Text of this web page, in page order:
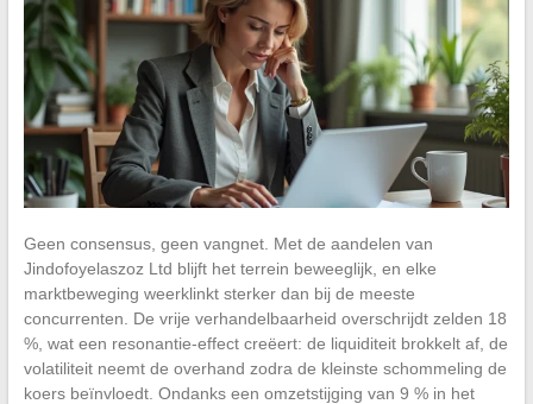
Geen consensus, geen vangnet. Met de aandelen van
Jindofoyelaszoz Ltd blijft het terrein beweeglijk, en elke
marktbeweging weerklinkt sterker dan bij de meeste
concurrenten. De vrije verhandelbaarheid overschrijdt zelden 18
%, wat een resonantie-effect creëert: de liquiditeit brokkelt af, de
volatiliteit neemt de overhand zodra de kleinste schommeling de
koers beïnvloedt. Ondanks een omzetstijging van 9 % in het